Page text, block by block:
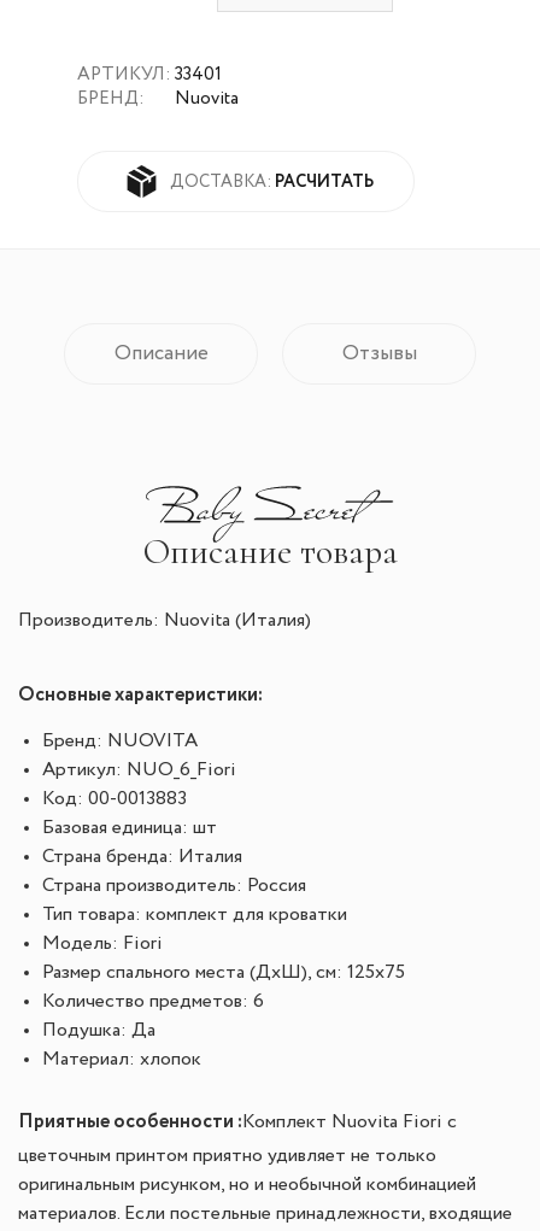
АРТИКУЛ:
БРЕНД:
33401
Nuovita
ДОСТАВКА: РАСЧИТАТЬ
Описание Отзывы
Описание товара
Производитель: Nuovita (Италия)
Основные характеристики:
Бренд: NUOVITA
Артикул: NUO_6_Fiori
Код: 00-0013883
Базовая единица: шт
Страна бренда: Италия
Страна производитель: Россия
Тип товара: комплект для кроватки
Модель: Fiori
Размер спального места (ДхШ), см: 125х75
Количество предметов: 6
Подушка: Да
Материал: хлопок
Приятные особенности : Комплект Nuovita Fiori с
цветочным принтом приятно удивляет не только
оригинальным рисунком, но и необычной комбинацией
материалов. Если постельные принадлежности, входящие